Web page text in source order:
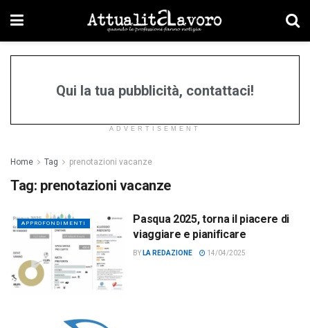
Qui la tua pubblicità, contattaci!
ADVERTISEMENT
Home Tag prenotazioni vacanze
Tag: prenotazioni vacanze
APPROFONDIMENTI
Pasqua 2025, torna il piacere di
viaggiare e pianificare
BY LA REDAZIONE 14/04/2025